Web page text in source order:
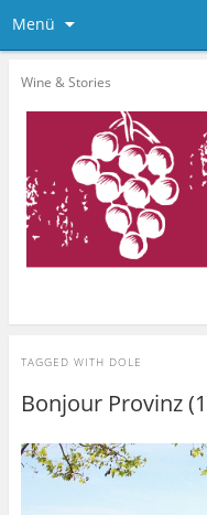
Menü
Wine & Stories
TAGGED WITH DOLE
Bonjour Provinz